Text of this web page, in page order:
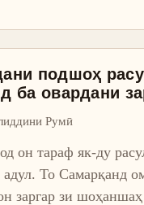
подшоҳ
ба овардани
Румӣ
он тараф як-ду
То Самарқанд
заргар зи